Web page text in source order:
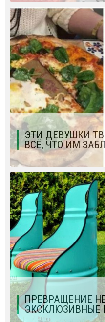
ЭТИ ДЕВУШКИ
ВСЁ, ЧТО ИМ
ПРЕВРАЩЕНИЕ
ЭКСКЛЮЗИВНЫЕ